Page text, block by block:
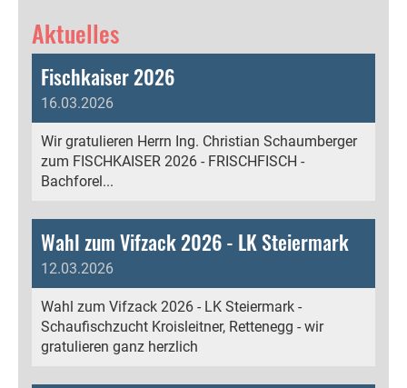
Aktuelles
Fischkaiser 2026
16.03.2026
Wir gratulieren Herrn Ing. Christian Schaumberger
zum FISCHKAISER 2026 - FRISCHFISCH -
Bachforel...
Wahl zum Vifzack 2026 - LK Steiermark
12.03.2026
Wahl zum Vifzack 2026 - LK Steiermark -
Schaufischzucht Kroisleitner, Rettenegg - wir
gratulieren ganz herzlich